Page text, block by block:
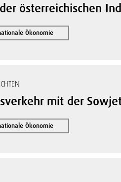
österreichischen
Ökonomie
mit der
Ökonomie